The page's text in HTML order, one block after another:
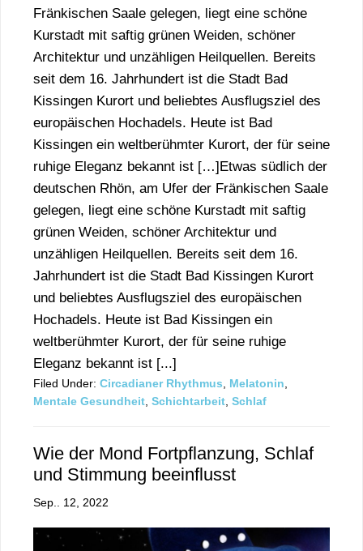
Fränkischen Saale gelegen, liegt eine schöne
Kurstadt mit saftig grünen Weiden, schöner
Architektur und unzähligen Heilquellen. Bereits
seit dem 16. Jahrhundert ist die Stadt Bad
Kissingen Kurort und beliebtes Ausflugsziel des
europäischen Hochadels. Heute ist Bad
Kissingen ein weltberühmter Kurort, der für seine
ruhige Eleganz bekannt ist […]Etwas südlich der
deutschen Rhön, am Ufer der Fränkischen Saale
gelegen, liegt eine schöne Kurstadt mit saftig
grünen Weiden, schöner Architektur und
unzähligen Heilquellen. Bereits seit dem 16.
Jahrhundert ist die Stadt Bad Kissingen Kurort
und beliebtes Ausflugsziel des europäischen
Hochadels. Heute ist Bad Kissingen ein
weltberühmter Kurort, der für seine ruhige
Eleganz bekannt ist [...]
Filed Under: Circadianer Rhythmus Melatonin
Mentale Gesundheit Schichtarbeit Schlaf
Wie der Mond Fortpflanzung, Schlaf
und Stimmung beeinflusst
Sep.. 12, 2022